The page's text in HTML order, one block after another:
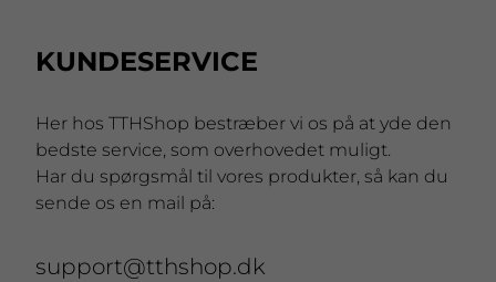
KUNDESERVICE
Her hos TTHShop bestræber vi os på at yde den
bedste service, som overhovedet muligt.
Har du spørgsmål til vores produkter, så kan du
sende os en mail på:
support@tthshop.dk